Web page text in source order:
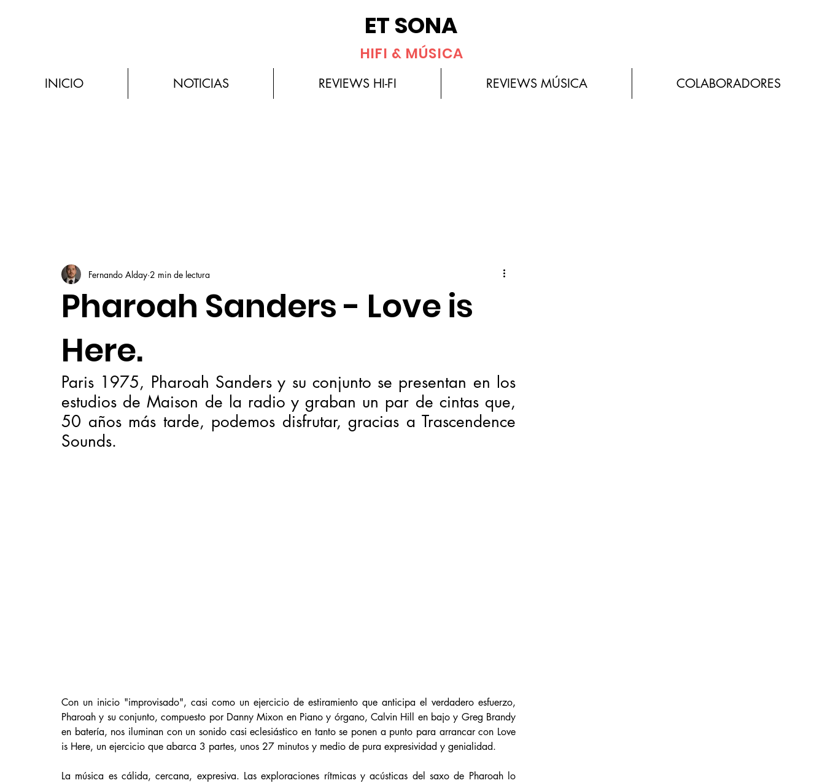
ET SONA
HIFI & MÚSICA
INICIO NOTICIAS REVIEWS HI-FI REVIEWS MÚSICA COLABORADORES
Pharoah Sanders - Love is
Here.
Fernando Alday 2 min de lectura
Paris 1975, Pharoah Sanders y su conjunto se presentan en los
estudios de Maison de la radio y graban un par de cintas que,
50 años más tarde, podemos disfrutar, gracias a Trascendence
Sounds.
Con un inicio "improvisado", casi como un ejercicio de estiramiento que anticipa el verdadero esfuerzo,
Pharoah y su conjunto, compuesto por Danny Mixon en Piano y órgano, Calvin Hill en bajo y Greg Brandy
en batería, nos iluminan con un sonido casi eclesiástico en tanto se ponen a punto para arrancar con Love
is Here, un ejercicio que abarca 3 partes, unos 27 minutos y medio de pura expresividad y genialidad.
La música es cálida, cercana, expresiva. Las exploraciones rítmicas y acústicas del saxo de Pharoah lo